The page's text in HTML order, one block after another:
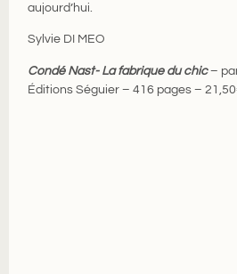
aujourd’hui.
Sylvie DI MEO
Condé Nast- La fabrique du chic–
Éditions Séguier – 416 pages –